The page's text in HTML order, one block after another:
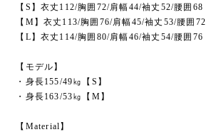
【S】衣丈112/胸囲72/肩幅44/袖丈52/腰囲68
【M】衣丈113/胸囲76/肩幅45/袖丈53/腰囲72
【L】衣丈114/胸囲80/肩幅46/袖丈54/腰囲76
【モデル】
・身長155/49㎏【S】
・身長163/53㎏【M】
【Material】